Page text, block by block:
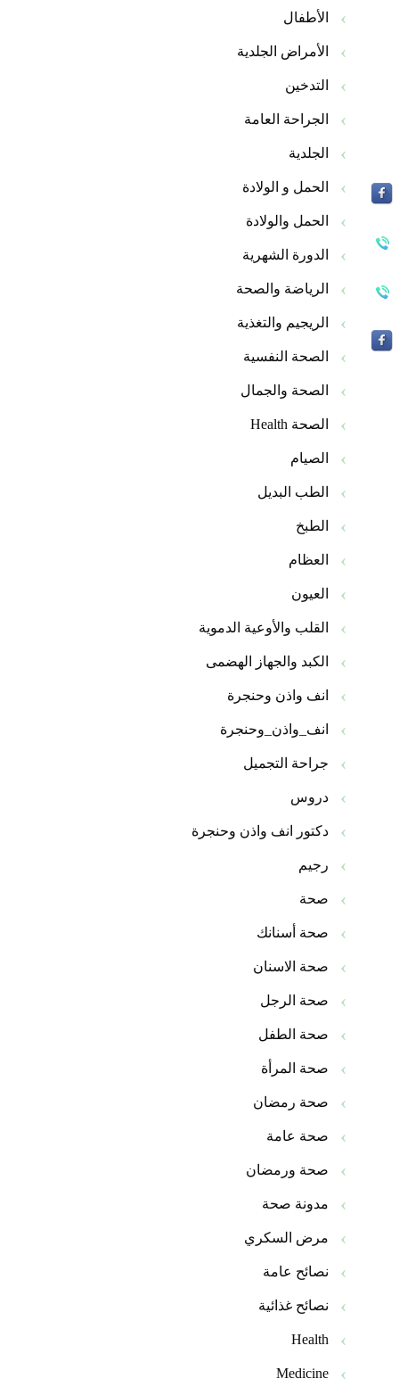
الأطفال
الأمراض الجلدية
التدخين
الجراحة العامة
الجلدية
الحمل و الولادة
الحمل والولادة
الدورة الشهرية
الرياضة والصحة
الريجيم والتغذية
الصحة النفسية
الصحة والجمال
الصحة Health
الصيام
الطب البديل
الطبخ
العظام
العيون
القلب والأوعية الدموية
الكبد والجهاز الهضمى
انف واذن وحنجرة
انف_واذن_وحنجرة
جراحة التجميل
دروس
دكتور انف واذن وحنجرة
رجيم
صحة
صحة أسنانك
صحة الاسنان
صحة الرجل
صحة الطفل
صحة المرأة
صحة رمضان
صحة عامة
صحة ورمضان
مدونة صحة
مرض السكري
نصائح عامة
نصائح غذائية
Health
Medicine